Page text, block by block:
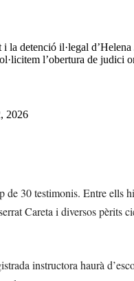
la detenció il·legal
l’obertura de judici
2026
30 testimonis. Entre ells
Careta i diversos pèrits
instructora haurà